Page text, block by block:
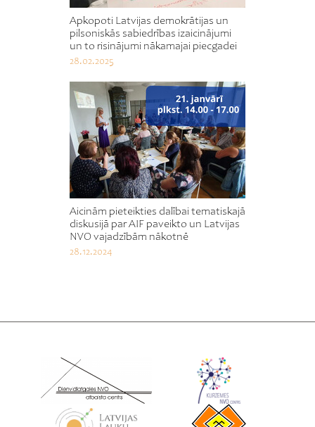
Apkopoti Latvijas demokrātijas un
pilsoniskās sabiedrības izaicinājumi
un to risinājumi nākamajai piecgadei
28.02.2025
Aicinām pieteikties dalībai tematiskajā
diskusijā par AIF paveikto un Latvijas
NVO vajadzībām nākotnē
28.12.2024